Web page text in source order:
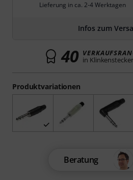
Produktvariationen
Lieferung in ca. 2-4 Werktagen
Infos zum
40 in
Beratung